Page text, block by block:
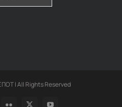
| All Rights Reserved